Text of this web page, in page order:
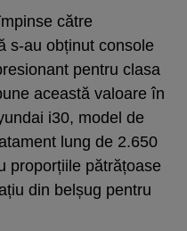
către
s-au obținut console
pentru clasa
această valoare în
i30, model de
lung de 2.650
proporțiile pătrățoase
din belșug pentru